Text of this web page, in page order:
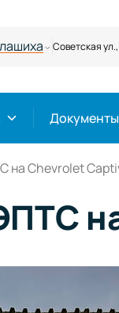
Советская
Документы
Chevrolet